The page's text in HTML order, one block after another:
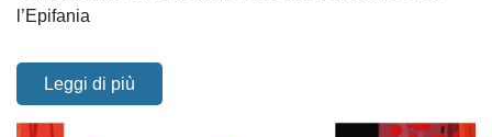
l’Epifania
Leggi di più